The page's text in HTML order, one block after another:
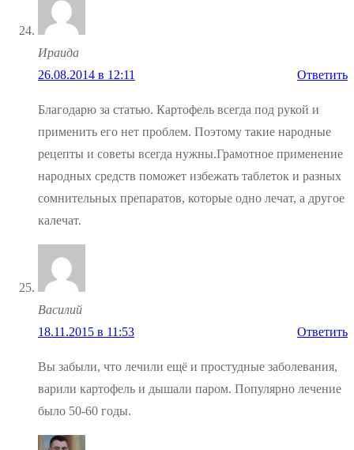
Ираида
26.08.2014 в 12:11
Ответить
Благодарю за статью. Картофель всегда под рукой и
применить его нет проблем. Поэтому такие народные
рецепты и советы всегда нужны.Грамотное применение
народных средств поможет избежать таблеток и разных
сомнительных препаратов, которые одно лечат, а другое
калечат.
Василий
18.11.2015 в 11:53
Ответить
Вы забыли, что лечили ещё и простудные заболевания,
варили картофель и дышали паром. Популярно лечение
было 50-60 годы.